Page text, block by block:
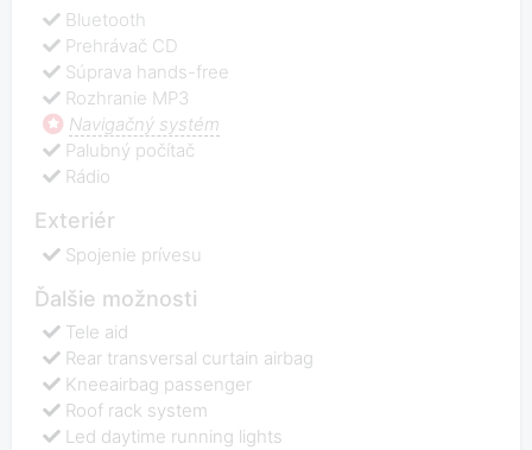
Bluetooth
Prehrávač CD
Súprava hands-free
Rozhranie MP3
Navigačný systém
Palubný počítač
Rádio
Exteriér
Spojenie prívesu
Ďalšie možnosti
Tele aid
Rear transversal curtain airbag
Kneeairbag passenger
Roof rack system
Led daytime running lights